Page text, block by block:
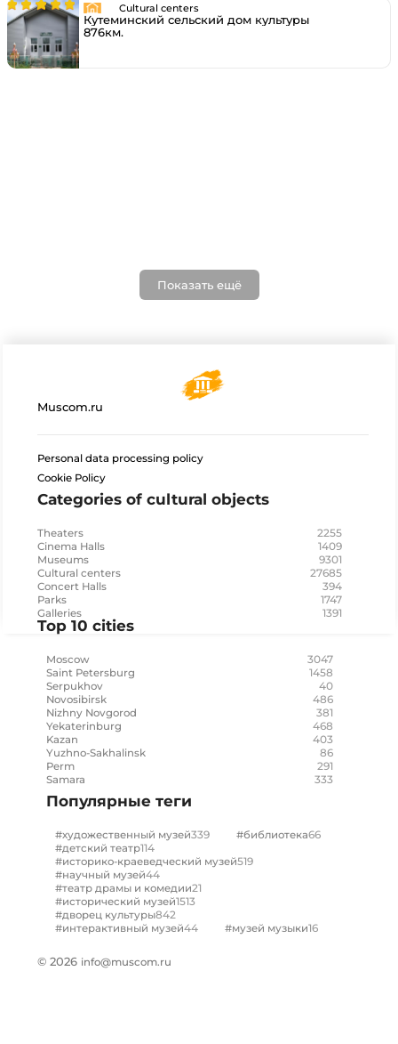
Cultural centers
Кутеминский сельский дом культуры
876км.
Показать ещё
Muscom.ru
Personal data processing policy
Cookie Policy
Categories of cultural objects
Theaters 2255
Cinema Halls 1409
Museums 9301
Cultural centers 27685
Concert Halls 394
Parks 1747
Galleries 1391
Top 10 cities
Moscow 3047
Saint Petersburg 1458
Serpukhov 40
Novosibirsk 486
Nizhny Novgorod 381
Yekaterinburg 468
Kazan 403
Yuzhno-Sakhalinsk 86
Perm 291
Samara 333
Популярные теги
#художественный музей339 #библиотека66
#детский театр114
#историко-краеведческий музей519
#научный музей44
#театр драмы и комедии21
#исторический музей1513
#дворец культуры842
#интерактивный музей44 #музей музыки16
© 2026 info@muscom.ru